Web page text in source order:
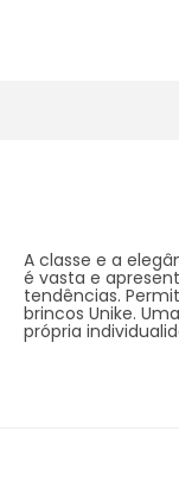
A classe e a
é vasta e
tendências.
brincos Unike.
própria